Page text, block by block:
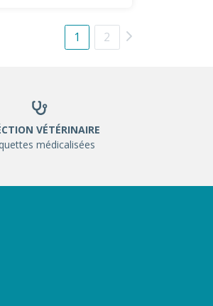
1 2
VÉTÉRINAIRE
médicalisées